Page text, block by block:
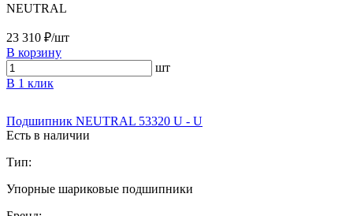
NEUTRAL
23 310 ₽/шт
В корзину
шт
В 1 клик
Подшипник NEUTRAL 53320 U - U
Есть в наличии
Тип:
Упорные шариковые подшипники